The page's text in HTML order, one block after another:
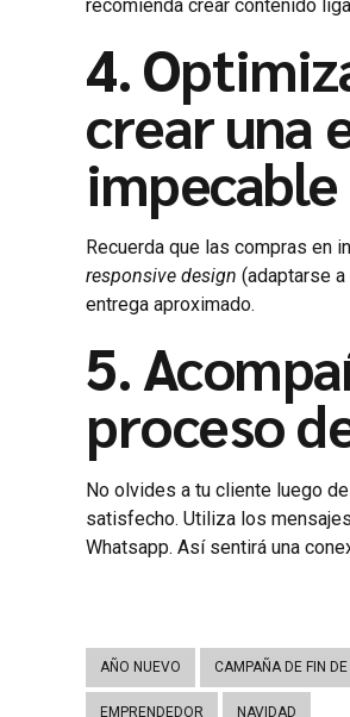
recomienda crear contenido
4.
crear una
impecable
Recuerda que las compras en
responsive design (adaptarse
entrega aproximado.
5.
proceso
No olvides a tu cliente luego
satisfecho. Utiliza los
Whatsapp. Así sentirá una
AÑO NUEVO CAMPAÑA DE FIN
EMPRENDEDOR NAVIDAD